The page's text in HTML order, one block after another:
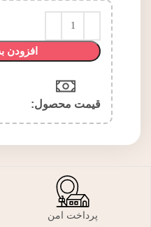
افزودن
قیمت محصول:​
پرداخت امن